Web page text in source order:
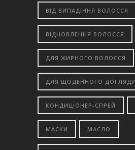
ВІД ВИПАДІННЯ ВОЛОССЯ
ВІДНОВЛЕННЯ ВОЛОССЯ
ДЛЯ ЖИРНОГО ВОЛОССЯ
ДЛЯ ЩОДЕННОГО ДОГЛЯДУ
КОНДИЦІОНЕР-СПРЕЙ
МАСКИ МАСЛО